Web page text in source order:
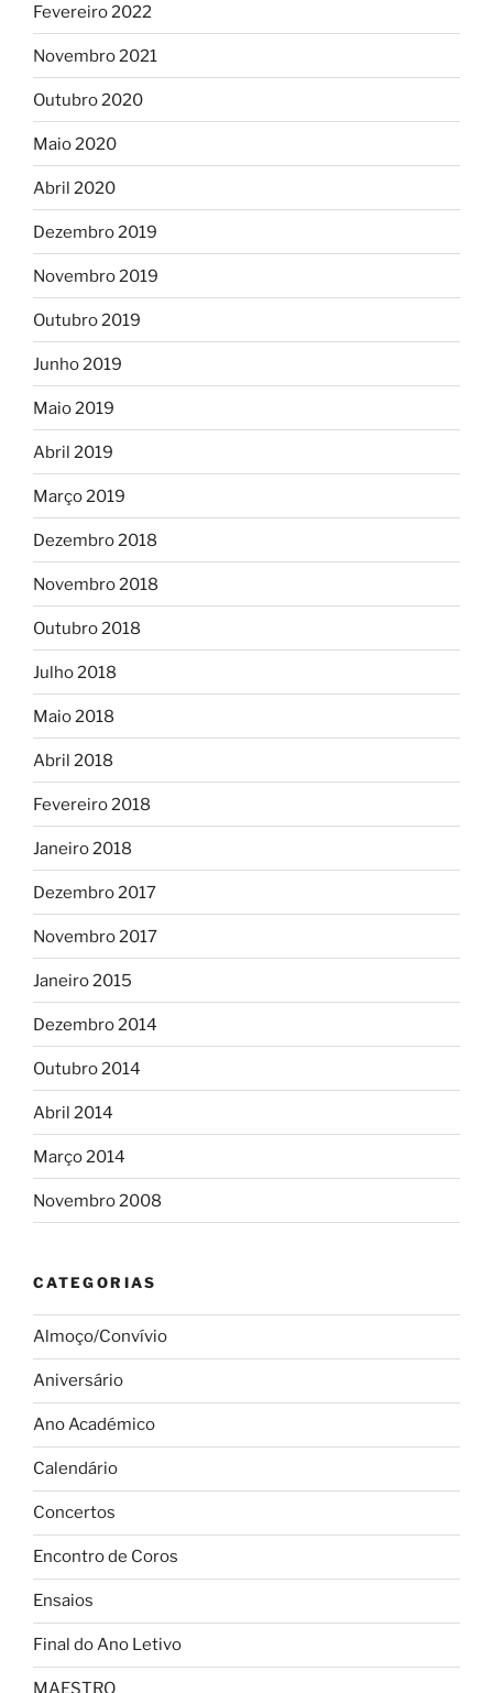
Fevereiro 2022
Novembro 2021
Outubro 2020
Maio 2020
Abril 2020
Dezembro 2019
Novembro 2019
Outubro 2019
Junho 2019
Maio 2019
Abril 2019
Março 2019
Dezembro 2018
Novembro 2018
Outubro 2018
Julho 2018
Maio 2018
Abril 2018
Fevereiro 2018
Janeiro 2018
Dezembro 2017
Novembro 2017
Janeiro 2015
Dezembro 2014
Outubro 2014
Abril 2014
Março 2014
Novembro 2008
CATEGORIAS
Almoço/Convívio
Aniversário
Ano Académico
Calendário
Concertos
Encontro de Coros
Ensaios
Final do Ano Letivo
MAESTRO